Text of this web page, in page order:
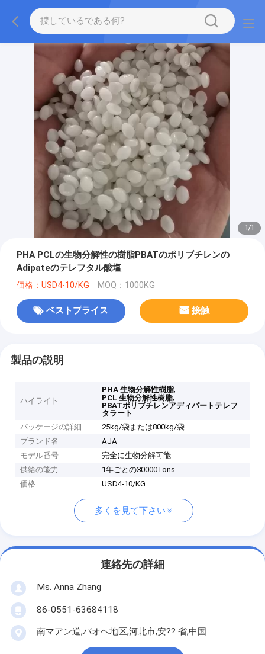
1/1
PHA PCLの生物分解性の樹脂PBATのポリブチレンの
Adipateのテレフタル酸塩
価格：USD4-10/KG MOQ：1000KG
ベストプライス 接触
製品の説明
ハイライト
PHA 生物分解性樹脂,
PCL 生物分解性樹脂,
PBATポリブチレンアディパートテレフ
タラート
パッケージの詳細
25kg/袋または800kg/袋
ブランド名
AJA
モデル番号
完全に生物分解可能
供給の能力
1年ごとの30000Tons
価格
USD4-10/KG
多くを見て下さい
連絡先の詳細
Ms. Anna Zhang
86-0551-63684118
南マアン道,バオヘ地区,河北市,安?? 省,中国